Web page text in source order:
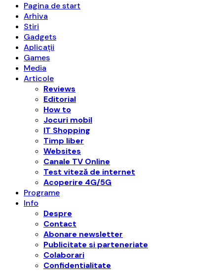
Pagina de start
Arhiva
Stiri
Gadgets
Aplicații
Games
Media
Articole
Reviews
Editorial
How to
Jocuri mobil
IT Shopping
Timp liber
Websites
Canale TV Online
Test viteză de internet
Acoperire 4G/5G
Programe
Info
Despre
Contact
Abonare newsletter
Publicitate si parteneriate
Colaborari
Confidentialitate